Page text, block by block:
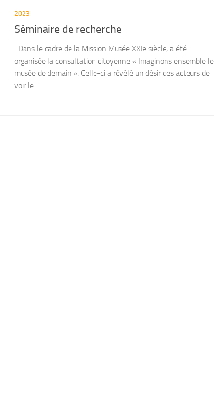
2023
Séminaire de recherche
Dans le cadre de la Mission Musée XXIe siècle, a été
organisée la consultation citoyenne « Imaginons ensemble le
musée de demain ». Celle-ci a révélé un désir des acteurs de
voir le...